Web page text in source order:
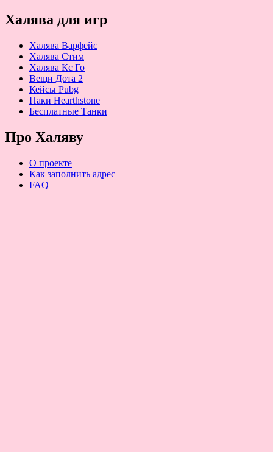
Халява для игр
Халява Варфейс
Халява Стим
Халява Кс Го
Вещи Дота 2
Кейсы Pubg
Паки Hearthstone
Бесплатные Танки
Про Халяву
О проекте
Как заполнить адрес
FAQ